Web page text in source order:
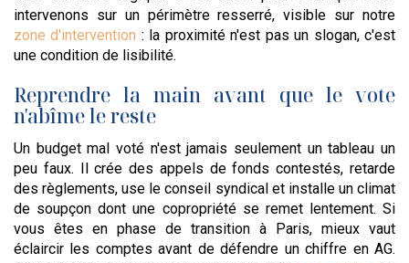
intervenons sur un périmètre resserré, visible sur notre
zone d'intervention : la proximité n'est pas un slogan, c'est
une condition de lisibilité.
Reprendre la main avant que le vote
n'abîme le reste
Un budget mal voté n'est jamais seulement un tableau un
peu faux. Il crée des appels de fonds contestés, retarde
des règlements, use le conseil syndical et installe un climat
de soupçon dont une copropriété se remet lentement. Si
vous êtes en phase de transition à Paris, mieux vaut
éclaircir les comptes avant de défendre un chiffre en AG.